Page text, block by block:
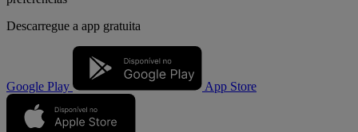
Descarregue a app gratuita
Google Play App Store